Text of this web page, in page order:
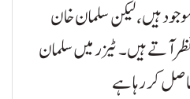
ہیں، لیکن سلمان خان
آتے ہیں۔ ٹیزر میں سلمان
کر رہا ہے